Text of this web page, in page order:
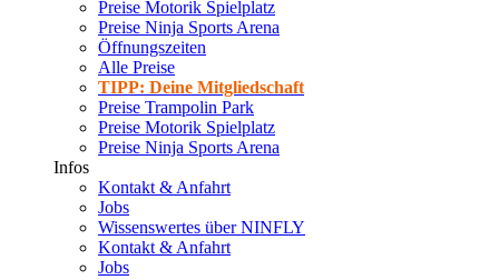
Preise Motorik Spielplatz
Preise Ninja Sports Arena
Öffnungszeiten
Alle Preise
TIPP: Deine Mitgliedschaft
Preise Trampolin Park
Preise Motorik Spielplatz
Preise Ninja Sports Arena
Infos
Kontakt & Anfahrt
Jobs
Wissenswertes über NINFLY
Kontakt & Anfahrt
Jobs